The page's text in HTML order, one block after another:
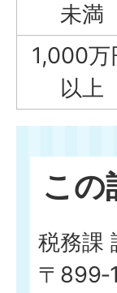
未満
1,000万
以上
この
税務課
〒